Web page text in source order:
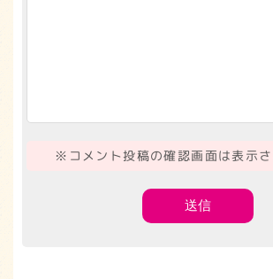
※コメント投稿の確認画面は表示さ